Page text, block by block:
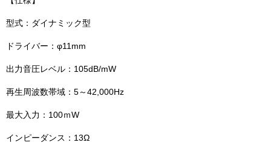
型式：ダイナミック型
ドライバー：φ11mm
出力音圧レベル：105dB/mW
再生周波数帯域：5～42,000Hz
最大入力：100ｍW
インピーダンス：13Ω